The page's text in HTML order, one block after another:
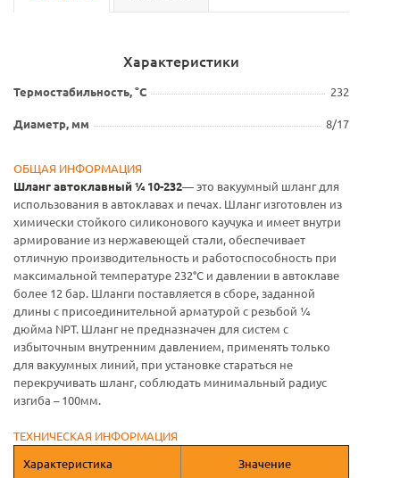
Характеристики
Термостабильность, °С 232
Диаметр, мм 8/17
ОБЩАЯ ИНФОРМАЦИЯ
Шланг автоклавный ¼ 10-232— это вакуумный шланг для
использования в автоклавах и печах. Шланг изготовлен из
химически стойкого силиконового каучука и имеет внутри
армирование из нержавеющей стали, обеспечивает
отличную производительность и работоспособность при
максимальной температуре 232°C и давлении в автоклаве
более 12 бар. Шланги поставляется в сборе, заданной
длины с присоединительной арматурой с резьбой ¼
дюйма NPT. Шланг не предназначен для систем с
избыточным внутренним давлением, применять только
для вакуумных линий, при установке стараться не
перекручивать шланг, соблюдать минимальный радиус
изгиба – 100мм.
ТЕХНИЧЕСКАЯ ИНФОРМАЦИЯ
Характеристика
Значение